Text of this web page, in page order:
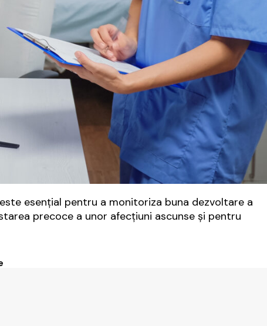
esențial pentru a monitoriza buna dezvoltare a
precoce a unor afecțiuni ascunse și pentru